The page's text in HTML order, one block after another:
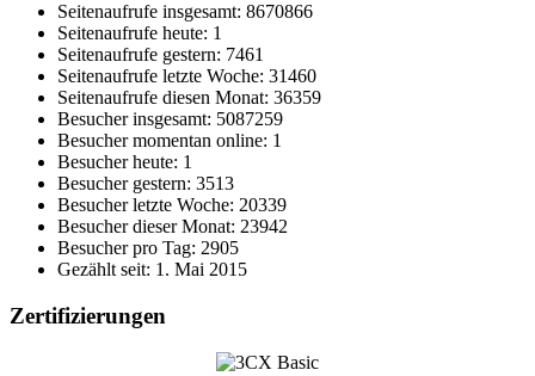
Seitenaufrufe insgesamt: 8670866
Seitenaufrufe heute: 1
Seitenaufrufe gestern: 7461
Seitenaufrufe letzte Woche: 31460
Seitenaufrufe diesen Monat: 36359
Besucher insgesamt: 5087259
Besucher momentan online: 1
Besucher heute: 1
Besucher gestern: 3513
Besucher letzte Woche: 20339
Besucher dieser Monat: 23942
Besucher pro Tag: 2905
Gezählt seit: 1. Mai 2015
Zertifizierungen